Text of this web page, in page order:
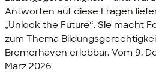
Antworten auf diese Fragen
„Unlock the Future“. Sie macht
zum Thema
Bremerhaven erlebbar. Vom 9.
März 2026